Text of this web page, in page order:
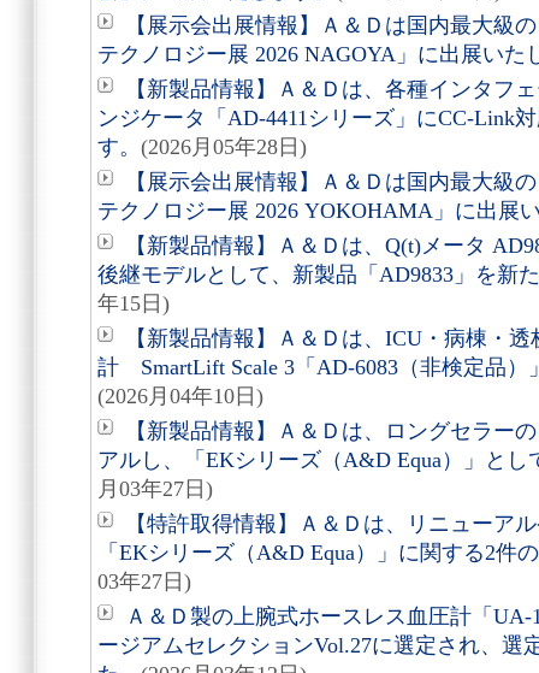
【展示会出展情報】Ａ＆Ｄは国内最大級
テクノロジー展 2026 NAGOYA」に出展いた
【新製品情報】Ａ＆Ｄは、各種インタフ
ンジケータ「AD-4411シリーズ」にCC-Link
す。 (2026月05年28日)
【展示会出展情報】Ａ＆Ｄは国内最大級
テクノロジー展 2026 YOKOHAMA」に出展
【新製品情報】Ａ＆Ｄは、Q(t)メータ
後継モデルとして、新製品「AD9833」を新
年15日)
【新製品情報】Ａ＆Ｄは、ICU・病棟・
計 SmartLift Scale 3「AD-6083（非検定品）
(2026月04年10日)
【新製品情報】Ａ＆Ｄは、ロングセラー
アルし、「EKシリーズ（A&D Equa）」と
月03年27日)
【特許取得情報】Ａ＆Ｄは、リニューア
「EKシリーズ（A&D Equa）」に関する2件
03年27日)
Ａ＆Ｄ製の上腕式ホースレス血圧計「
ージアムセレクションVol.27に選定され、選